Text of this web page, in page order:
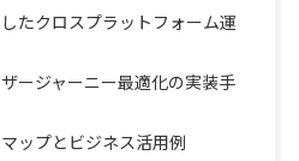
たクロスプラットフォーム運
ージャーニー最適化の実装手
ップとビジネス活用例